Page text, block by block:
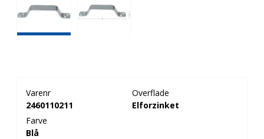
Varenr
2460110211
Overflade
Elforzinket
Farve
Blå